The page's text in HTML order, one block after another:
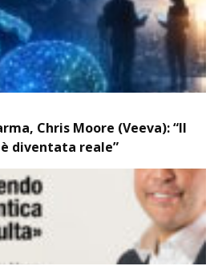
Chris Moore (Veeva): “Il
è diventata reale”